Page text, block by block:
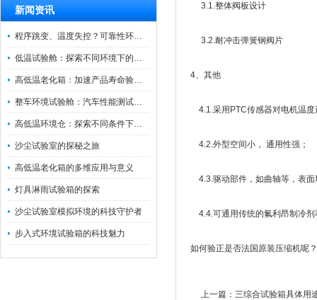
新闻资讯
程序跳变、温度失控？可靠性环境试验箱控制系统故障处理
低温试验舱：探索不同环境下的科技边界
高低温老化箱：加速产品寿命验证的可靠伙伴
整车环境试验舱：汽车性能测试的设备
高低温环境仓：探索不同条件下的科学奥秘
沙尘试验室的探秘之旅
高低温老化箱的多维应用与意义
灯具淋雨试验箱的探索
沙尘试验室模拟环境的科技守护者
步入式环境试验箱的科技魅力
3.1.整体阀板设计
3.2.耐冲击弹簧钢阀片
4、其他
4.1.采用PTC传感器对电机温度
4.2.外型空间小， 通用性强；
4.3.驱动部件，如曲轴等，
4.4.可通用传统的氟利昂制冷剂
如何验正是否法国原装压缩机呢
上一篇： 三综合试验箱具体用